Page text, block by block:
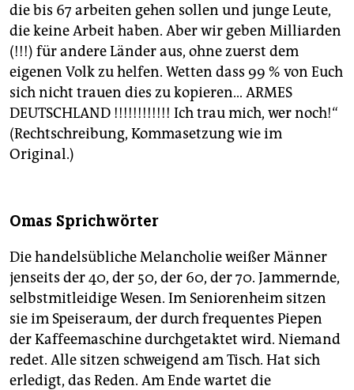
die bis 67 arbeiten gehen sollen und junge Leute,
die keine Arbeit haben. Aber wir geben Milliarden
(!!!) für andere Länder aus, ohne zuerst dem
eigenen Volk zu helfen. Wetten dass 99 % von Euch
sich nicht trauen dies zu kopieren… ARMES
DEUTSCHLAND !!!!!!!!!!!! Ich trau mich, wer noch!“
(Rechtschreibung, Kommasetzung wie im
Original.)
Omas Sprichwörter
Die handelsübliche Melancholie weißer Männer
jenseits der 40, der 50, der 60, der 70. Jammernde,
selbstmitleidige Wesen. Im Seniorenheim sitzen
sie im Speiseraum, der durch frequentes Piepen
der Kaffeemaschine durchgetaktet wird. Niemand
redet. Alle sitzen schweigend am Tisch. Hat sich
erledigt, das Reden. Am Ende wartet die